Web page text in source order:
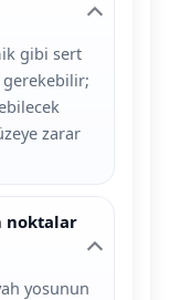
gibi sert
gerekebilir;
zarar
noktalar
yosunun